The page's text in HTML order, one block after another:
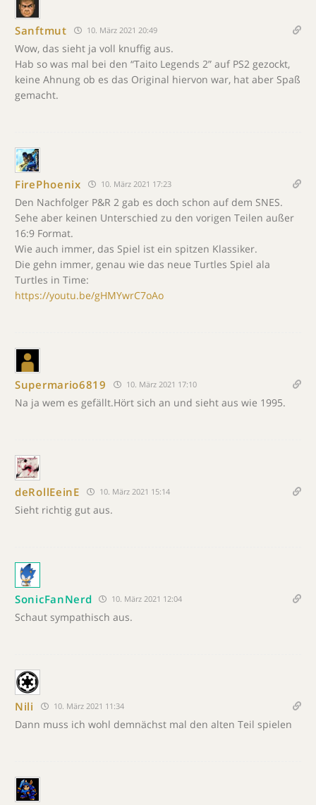
Sanftmut 10. März 2021 20:49
Wow, das sieht ja voll knuffig aus.
Hab so was mal bei den “Taito Legends 2” auf PS2 gezockt,
keine Ahnung ob es das Original hiervon war, hat aber Spaß
gemacht.
FirePhoenix 10. März 2021 17:23
Den Nachfolger P&R 2 gab es doch schon auf dem SNES.
Sehe aber keinen Unterschied zu den vorigen Teilen außer
16:9 Format.
Wie auch immer, das Spiel ist ein spitzen Klassiker.
Die gehn immer, genau wie das neue Turtles Spiel ala
Turtles in Time:
https://youtu.be/gHMYwrC7oAo
Supermario6819 10. März 2021 17:10
Na ja wem es gefällt.Hört sich an und sieht aus wie 1995.
deRollEeinE 10. März 2021 15:14
Sieht richtig gut aus.
SonicFanNerd 10. März 2021 12:04
Schaut sympathisch aus.
Nili 10. März 2021 11:34
Dann muss ich wohl demnächst mal den alten Teil spielen